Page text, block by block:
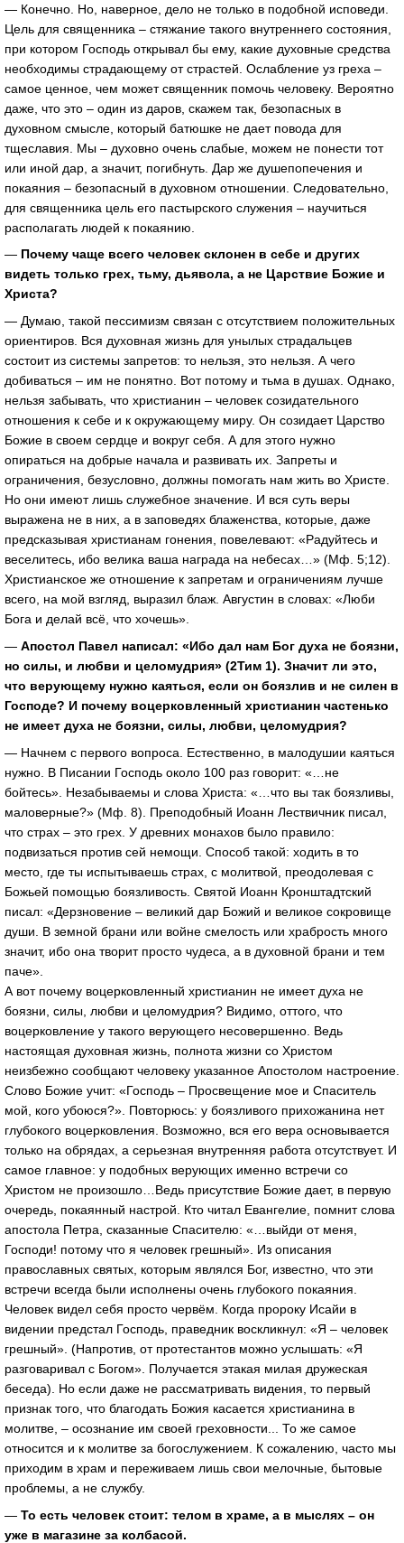
— Конечно. Но, наверное, дело не только в подобной исповеди.
Цель для священника – стяжание такого внутреннего состояния,
при котором Господь открывал бы ему, какие духовные средства
необходимы страдающему от страстей. Ослабление уз греха –
самое ценное, чем может священник помочь человеку. Вероятно
даже, что это – один из даров, скажем так, безопасных в
духовном смысле, который батюшке не дает повода для
тщеславия. Мы – духовно очень слабые, можем не понести тот
или иной дар, а значит, погибнуть. Дар же душепопечения и
покаяния – безопасный в духовном отношении. Следовательно,
для священника цель его пастырского служения – научиться
располагать людей к покаянию.
— Почему чаще всего человек склонен в себе и других
видеть только грех, тьму, дьявола, а не Царствие Божие и
Христа?
— Думаю, такой пессимизм связан с отсутствием положительных
ориентиров. Вся духовная жизнь для унылых страдальцев
состоит из системы запретов: то нельзя, это нельзя. А чего
добиваться – им не понятно. Вот потому и тьма в душах. Однако,
нельзя забывать, что христианин – человек созидательного
отношения к себе и к окружающему миру. Он созидает Царство
Божие в своем сердце и вокруг себя. А для этого нужно
опираться на добрые начала и развивать их. Запреты и
ограничения, безусловно, должны помогать нам жить во Христе.
Но они имеют лишь служебное значение. И вся суть веры
выражена не в них, а в заповедях блаженства, которые, даже
предсказывая христианам гонения, повелевают: «Радуйтесь и
веселитесь, ибо велика ваша награда на небесах…» (Мф. 5;12).
Христианское же отношение к запретам и ограничениям лучше
всего, на мой взгляд, выразил блаж. Августин в словах: «Люби
Бога и делай всё, что хочешь».
— Апостол Павел написал: «Ибо дал нам Бог духа не боязни,
но силы, и любви и целомудрия» (2Тим 1). Значит ли это,
что верующему нужно каяться, если он боязлив и не силен в
Господе? И почему воцерковленный христианин частенько
не имеет духа не боязни, силы, любви, целомудрия?
— Начнем с первого вопроса. Естественно, в малодушии каяться
нужно. В Писании Господь около 100 раз говорит: «…не
бойтесь». Незабываемы и слова Христа: «…что вы так боязливы,
маловерные?» (Мф. 8). Преподобный Иоанн Лествичник писал,
что страх – это грех. У древних монахов было правило:
подвизаться против сей немощи. Способ такой: ходить в то
место, где ты испытываешь страх, с молитвой, преодолевая с
Божьей помощью боязливость. Святой Иоанн Кронштадтский
писал: «Дерзновение – великий дар Божий и великое сокровище
души. В земной брани или войне смелость или храбрость много
значит, ибо она творит просто чудеса, а в духовной брани и тем
паче».
А вот почему воцерковленный христианин не имеет духа не
боязни, силы, любви и целомудрия? Видимо, оттого, что
воцерковление у такого верующего несовершенно. Ведь
настоящая духовная жизнь, полнота жизни со Христом
неизбежно сообщают человеку указанное Апостолом настроение.
Слово Божие учит: «Господь – Просвещение мое и Спаситель
мой, кого убоюся?». Повторюсь: у боязливого прихожанина нет
глубокого воцерковления. Возможно, вся его вера основывается
только на обрядах, а серьезная внутренняя работа отсутствует. И
самое главное: у подобных верующих именно встречи со
Христом не произошло…Ведь присутствие Божие дает, в первую
очередь, покаянный настрой. Кто читал Евангелие, помнит слова
апостола Петра, сказанные Спасителю: «…выйди от меня,
Господи! потому что я человек грешный». Из описания
православных святых, которым являлся Бог, известно, что эти
встречи всегда были исполнены очень глубокого покаяния.
Человек видел себя просто червём. Когда пророку Исайи в
видении предстал Господь, праведник воскликнул: «Я – человек
грешный». (Напротив, от протестантов можно услышать: «Я
разговаривал с Богом». Получается этакая милая дружеская
беседа). Но если даже не рассматривать видения, то первый
признак того, что благодать Божия касается христианина в
молитве, – осознание им своей греховности... То же самое
относится и к молитве за богослужением. К сожалению, часто мы
приходим в храм и переживаем лишь свои мелочные, бытовые
проблемы, а не службу.
— То есть человек стоит: телом в храме, а в мыслях – он
уже в магазине за колбасой.